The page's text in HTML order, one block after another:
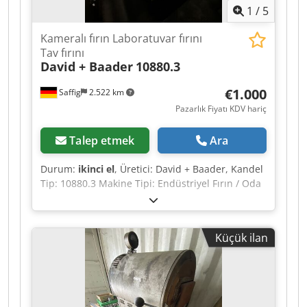
1 / 5
Saffig 2.522 km
Kameralı fırın Laboratuvar fırını
Tav fırını
David + Baader 10880.3
€1.000
Pazarlık Fiyatı KDV hariç
Talep etmek Ara
Durum: ikinci el, Üretici: David + Baader, Kandel
Tip: 10880.3 Makine Tipi: Endüstriyel Fırın / Oda
Fırını / Isıl İşlem Fırını Satışa sunulan, David +
Baader Kandel üreticisine ait, 10880.3 tipinde
kullanılmış bir endüstriyel fırın bulunmaktadır.
Bu fırın, endüstri, zanaat, laboratuvar ve atölye
gibi çeşitli alanlarda ısıtma, kurutma veya
tavlama işlemleri için idealdir. Teknik Özellikler
Üretici: David + Baader Kandel Tip: 10880.3 Yapı:
Elektrikli Oda Fırını Durum: Kullanılmış Diğer
Küçük ilan